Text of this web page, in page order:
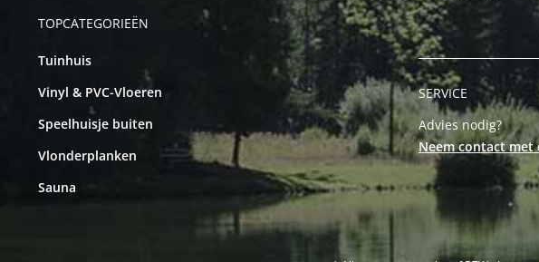
TOPCATEGORIEËN
Tuinhuis
Vinyl & PVC-Vloeren
Speelhuisje buiten
Vlonderplanken
Sauna
SERVICE
Advies nodig?
Neem contact met